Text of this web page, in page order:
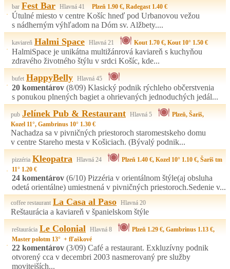
bar Fest Bar Hlavná 41 Plzeň 1.90 €, Radegast 1.40 €
Útulné miesto v centre Košíc hneď pod Urbanovou vežou
s nádherným výhľadom na Dóm sv. Alžbety....
kaviareň Halmi Space Hlavná 21 Kout 1.70 €, Kout 10° 1.50 €
HalmiSpace je unikátna multižánrová kaviareň s kuchyňou
zdravého životného štýlu v srdci Košíc, kde...
bufet HappyBelly Hlavná 45
20 komentárov (8/09) Klasický podnik rýchleho občerstvenia
s ponukou plnených bagiet a ohrievaných jednoduchých jedál...
pub Jelínek Pub & Restaurant Hlavná 5
Plzeň, Šariš,
Kozel 11°, Gambrinus 10° 1.30 €
Nachadza sa v pivničných priestoroch staromestskeho domu
v centre Stareho mesta v Košiciach. (Bývalý podnik...
pizzéria Kleopatra Hlavná 24
Plzeň 1.40 €, Kozel 10° 1.10 €, Šariš tm
11° 1.20 €
24 komentárov (6/10) Pizzéria v orientálnom štýle(aj obsluha
odetá orientálne) umiestnená v pivničných priestoroch.Sedenie v...
coffee restaurant La Casa al Paso Hlavná 20
Reštaurácia a kaviareň v španielskom štýle
reštaurácia Le Colonial Hlavná 8
Plzeň 1.29 €, Gambrinus 1.13 €,
Master polotm 13° + fľaškové
22 komentárov (3/09) Café a restaurant. Exkluzívny podnik
otvorený cca v decembri 2003 nasmerovaný pre služby
movitejších...